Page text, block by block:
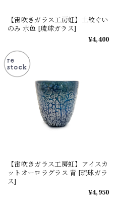
【宙吹きガラス工房虹】土紋ぐい
のみ 水色 [琉球ガラス]
¥4,400
【宙吹きガラス工房虹】アイスカ
ットオーロラグラス 青 [琉球ガラ
ス]
¥4,950